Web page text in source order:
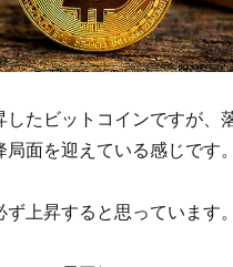
したビットコインですが、
面を迎えている感じです。
上昇すると思っています。